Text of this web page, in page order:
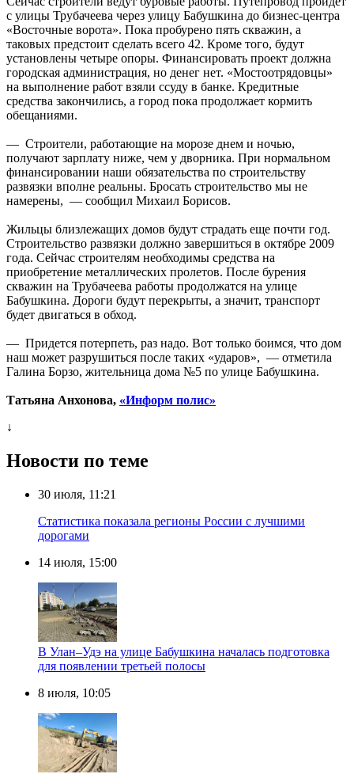
с улицы Трубачеева через улицу Бабушкина до бизнес-центра
«Восточные ворота». Пока пробурено пять скважин, а
таковых предстоит сделать всего 42. Кроме того, будут
установлены четыре опоры. Финансировать проект должна
городская администрация, но денег нет. «Мостоотрядовцы»
на выполнение работ взяли ссуду в банке. Кредитные
средства закончились, а город пока продолжает кормить
обещаниями.
— Строители, работающие на морозе днем и ночью,
получают зарплату ниже, чем у дворника. При нормальном
финансировании наши обязательства по строительству
развязки вполне реальны. Бросать строительство мы не
намерены, — сообщил Михаил Борисов.
Жильцы близлежащих домов будут страдать еще почти год.
Строительство развязки должно завершиться в октябре 2009
года. Сейчас строителям необходимы средства на
приобретение металлических пролетов. После бурения
скважин на Трубачеева работы продолжатся на улице
Бабушкина. Дороги будут перекрыты, а значит, транспорт
будет двигаться в обход.
— Придется потерпеть, раз надо. Вот только боимся, что дом
наш может разрушиться после таких «ударов», — отметила
Галина Борзо, жительница дома №5 по улице Бабушкина.
Татьяна Анхонова, «Информ полис»
↓
Новости по теме
30 июля, 11:21
Статистика показала регионы России с лучшими
дорогами
14 июля, 15:00
В Улан–Удэ на улице Бабушкина началась подготовка
для появлении третьей полосы
8 июля, 10:05